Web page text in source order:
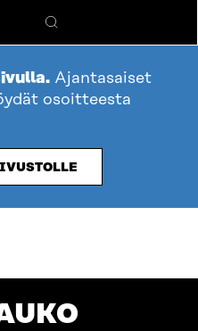
Hae
Ajantasaiset
osoitteesta